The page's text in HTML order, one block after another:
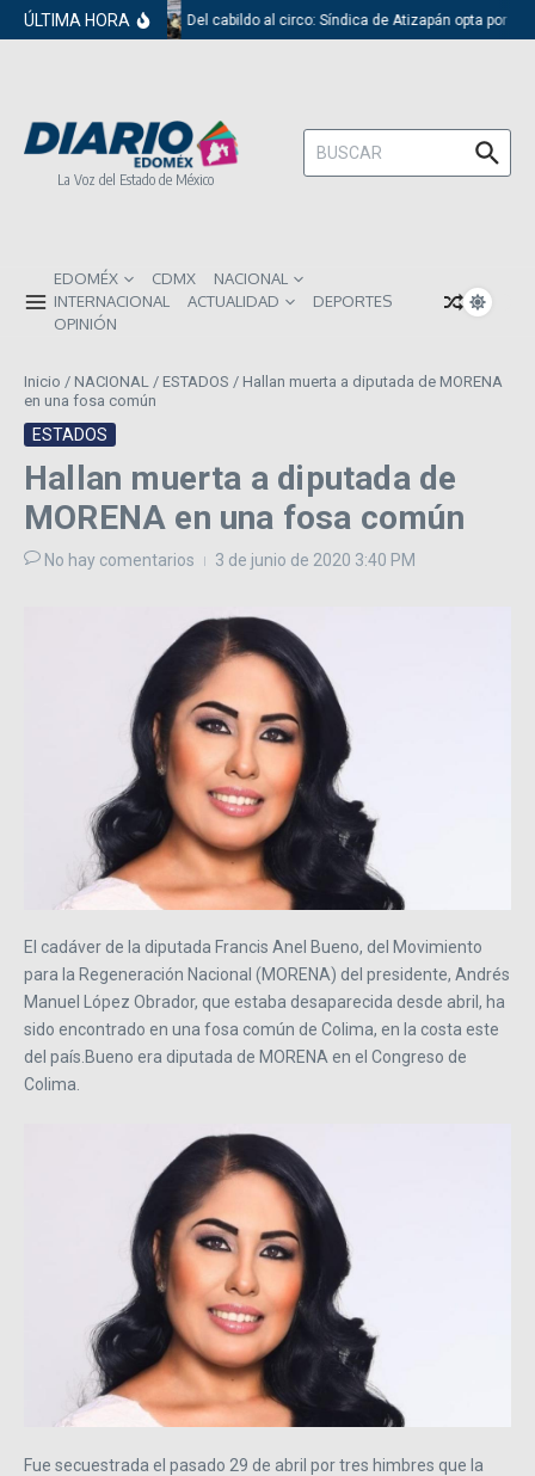
Saltar al contenido
ÚLTIMA HORA Del cabildo al circo: Síndica de Atizapán opta por el
La Voz del Estado de México
Buscar:
EDOMÉX CDMX
NACIONAL
INTERNACIONAL
ACTUALIDAD
DEPORTES
OPINIÓN
Inicio / NACIONAL / ESTADOS / Hallan muerta a diputada de MORENA
en una fosa común
ESTADOS
Hallan muerta a diputada de
MORENA en una fosa común
No hay comentarios 3 de junio de 2020 3:40 PM
El cadáver de la diputada Francis Anel Bueno, del Movimiento
para la Regeneración Nacional (MORENA) del presidente, Andrés
Manuel López Obrador, que estaba desaparecida desde abril, ha
sido encontrado en una fosa común de Colima, en la costa este
del país.Bueno era diputada de MORENA en el Congreso de
Colima.
Fue secuestrada el pasado 29 de abril por tres himbres que la